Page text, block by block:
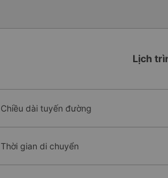
Lịch
Chiều dài tuyến đường
Thời gian di chuyển